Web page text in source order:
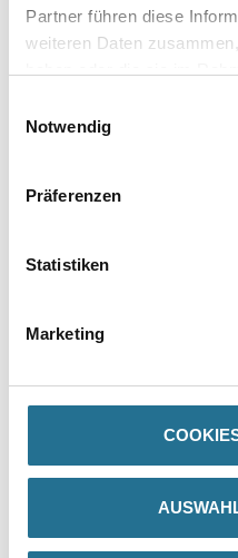
Partner führen diese
weiteren Daten
Notwendig
Präferenzen
Statistiken
Marketing
- Florhöhe 12 mm
- Für perfekte Rand- und
SPEZIFIKATIONEN